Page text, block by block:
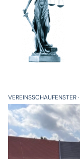
VEREINSSCHAUFENSTER